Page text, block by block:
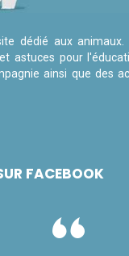
dédié aux
astuces pour
ainsi que des
FACEBOOK